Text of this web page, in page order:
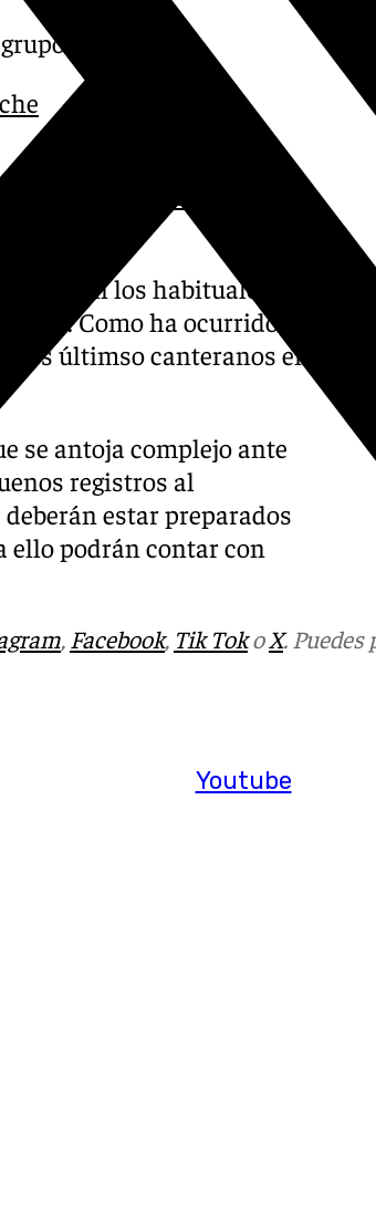
Youtube
27, 2024
con los habituales:
Como ha ocurrido a
los últimso canteranos en
se antoja complejo ante
registros al
estar preparados
ello podrán contar con
, Facebook, Tik TokoX.